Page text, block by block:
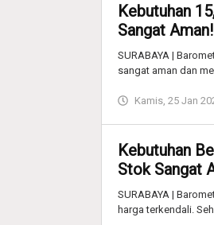
Kebutuhan
Sangat Aman!
SURABAYA |
sangat aman dan
Kamis, 25 Jan
Kebutuhan
Stok Sangat
SURABAYA |
harga terkendali.